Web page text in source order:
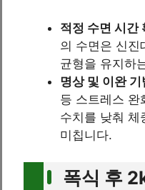
적정 수면 시간
의 수면은 신진
균형을 유지하
명상 및 이완 기
등 스트레스 완
수치를 낮춰 체
미칩니다.
폭식 후